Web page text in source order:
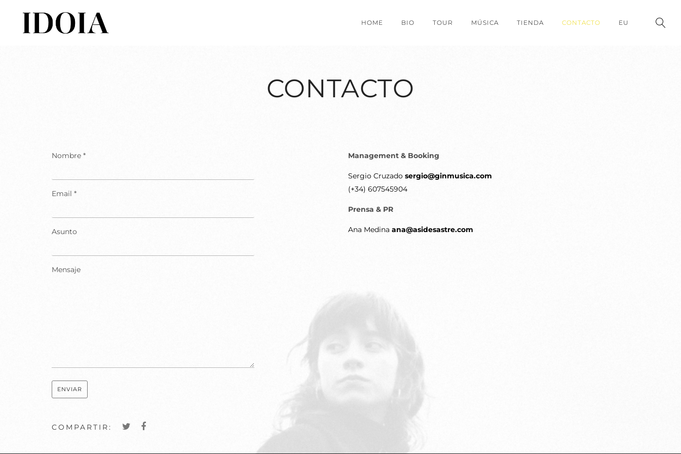
HOME BIO TOUR MÚSICA TIENDA CONTACTO EU
CONTACTO
Nombre *
Email *
Asunto
Mensaje
Management & Booking
Sergio Cruzado sergio@ginmusica.com
(+34) 607545904
Prensa & PR
Ana Medina ana@asidesastre.com
COMPARTIR: